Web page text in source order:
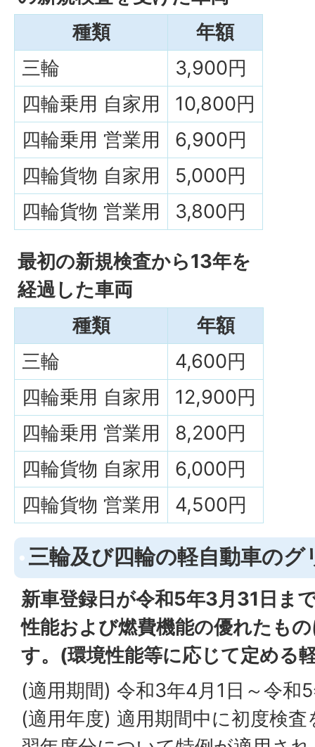
種類
年額
三輪
3,900円
四輪乗用 自家用
10,800円
四輪乗用 営業用
6,900円
四輪貨物 自家用
5,000円
四輪貨物 営業用
3,800円
最初の新規検査から13年を
経過した車両
種類
年額
三輪
4,600円
四輪乗用 自家用
12,900円
四輪乗用 営業用
8,200円
四輪貨物 自家用
6,000円
四輪貨物 営業用
4,500円
三輪及び四輪の軽自動車の
新車登録日が令和5年3月31日ま
性能および燃費機能の優れたも
す。(環境性能等に応じて定める
(適用期間) 令和3年4月1日～令和
(適用年度) 適用期間中に初度検